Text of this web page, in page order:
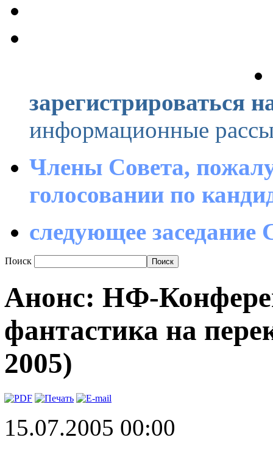
зарегистрироваться
информационные
Члены Совета,
голосовании по
следующее заседание
Поиск
Анонс: НФ-
фантастика на
2005)
15.07.2005 00:00